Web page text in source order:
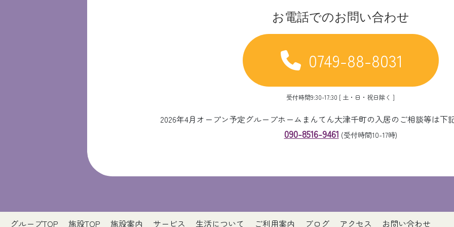
お電話でのお問い合わせ
0749-88-8031
受付時間9:30-17:30 [ 土・日・祝日除く ]
2026年4月オープン予定グループホームまんてん大津千町の入居のご相談等は下
090-8516-9461 (受付時間10-17時)
グループTOP 施設TOP 施設案内 サービス 生活について ご利用案内 ブログ アクセス お問い合わせ